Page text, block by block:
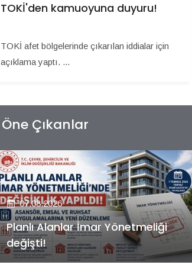
TOKİ'den kamuoyuna duyuru!
TOKİ afet bölgelerinde çıkarılan iddialar için
açıklama yaptı. ...
Öne Çıkanlar
07.08.2026
Kiler GYO’dan Pendik Dolayoba
projesiyle ilgili önemli adım!